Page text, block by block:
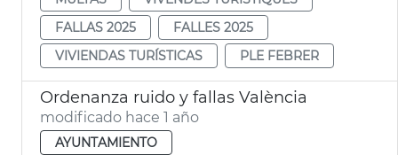
FALLAS 2025
FALLES 2025
VIVIENDAS TURÍSTICAS
PLE FEBRER
Ordenanza ruido y fallas València
modificado hace 1 año
AYUNTAMIENTO